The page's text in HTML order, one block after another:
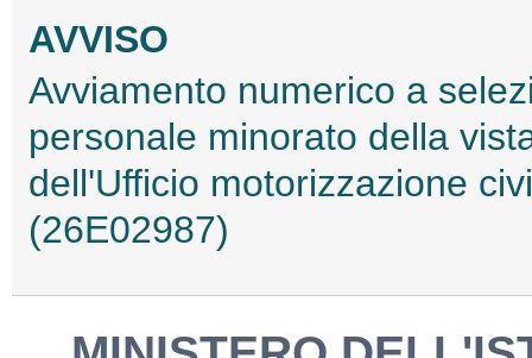
AVVISO
Avviamento numerico a
personale minorato della
dell'Ufficio motorizzazione
(26E02987)